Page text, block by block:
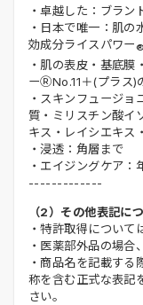
・卓越した：ブラン
・日本で唯一：肌の
効成分ライスパワー
・肌の表皮・基底膜
ーⓇNo.11＋(プラス)
・スキンフュージ
質・ミリスチン酸イ
キス・レイシエキス
・浸透：角層まで
・エイジングケア：
-------------
（2）その他表記に
・特許取得について
・医薬部外品の場合
・商品名を記載す
称を含む正式な表記
さい。